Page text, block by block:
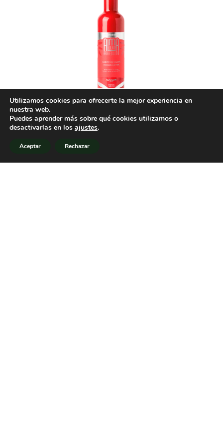
Utilizamos cookies para ofrecerte la mejor experiencia en
nuestra web.
Puedes aprender más sobre qué cookies utilizamos o
desactivarlas en los ajustes.
Aceptar Rechazar
1